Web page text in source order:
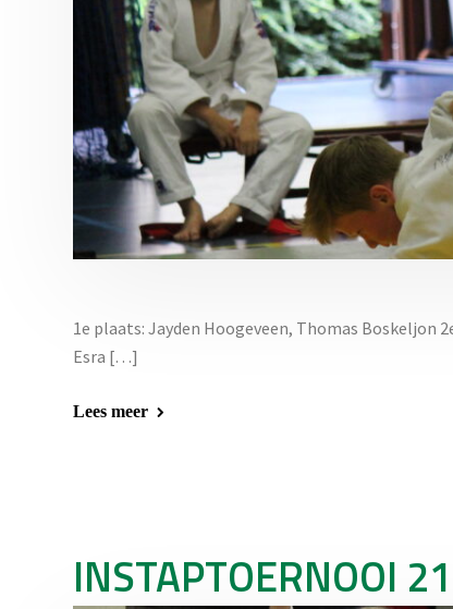
1e plaats: Jayden Hoogeveen, Thomas Boskeljon
Esra […]
Lees meer
INSTAPTOERNOOI